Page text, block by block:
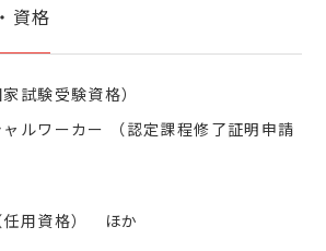
資格
試験受験資格）
ルワーカー
（認定課程修了証明申請
任用資格） ほか